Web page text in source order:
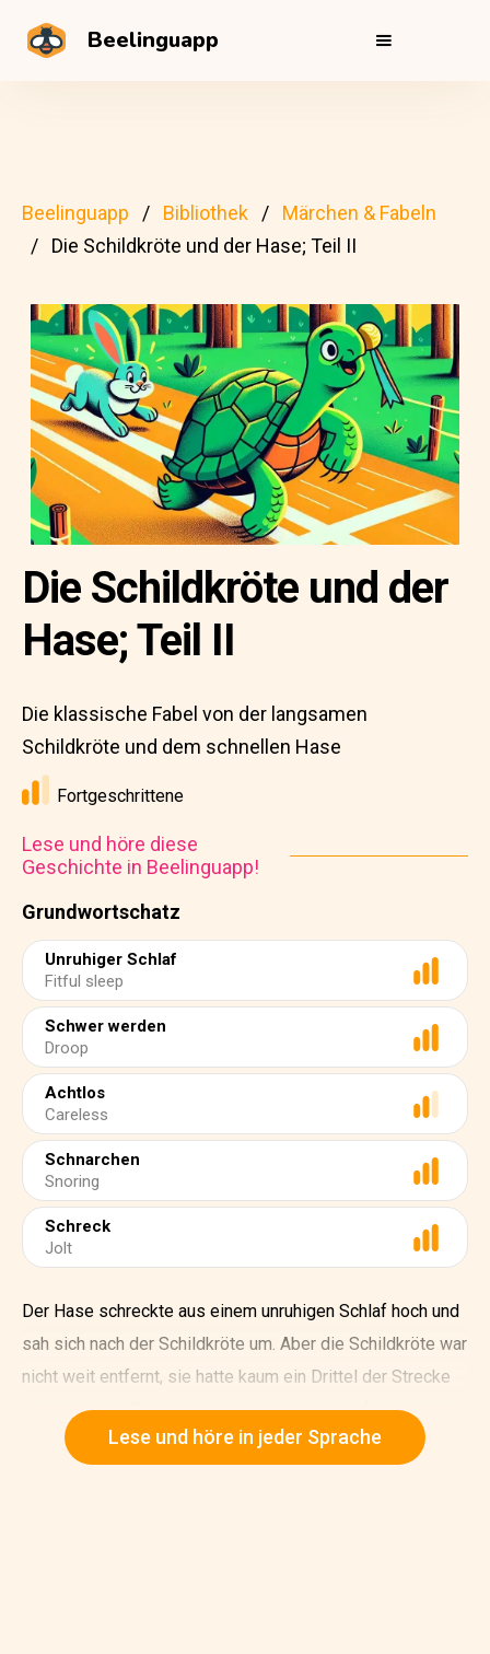
Beelinguapp
Beelinguapp Bibliothek
Märchen & Fabeln
Die Schildkröte und der Hase; Teil II
Grundwortschatz
Unruhiger Schlaf
Fitful sleep
Schwer werden
Droop
Achtlos
Careless
Schnarchen
Snoring
Schreck
Jolt
Die Schildkröte und der
Hase; Teil II
Die klassische Fabel von der langsamen
Schildkröte und dem schnellen Hase
Fortgeschrittene
Lese und höre diese
Geschichte in Beelinguapp!
Der Hase schreckte aus einem unruhigen Schlaf hoch und
sah sich nach der Schildkröte um. Aber die Schildkröte war
nicht weit entfernt, sie hatte kaum ein Drittel der Strecke
zurückgelegt. Der Hase atmete erleichtert auf und
beschloss, dass er auch noch frühstücken könnte. Und so
Lese und höre in jeder Sprache